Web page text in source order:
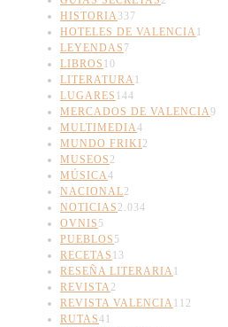
HISTORIA 337
HOTELES DE VALENCIA 1
LEYENDAS 7
LIBROS 10
LITERATURA 1
LUGARES 144
MERCADOS DE VALENCIA9
MULTIMEDIA4
MUNDO FRIKI2
MUSEOS 2
MÚSICA4
NACIONAL2
NOTICIAS 2.034
OVNIS 5
PUEBLOS 5
RECETAS 13
RESEÑA LITERARIA 1
REVISTA 2
REVISTA VALENCIA 112
RUTAS41